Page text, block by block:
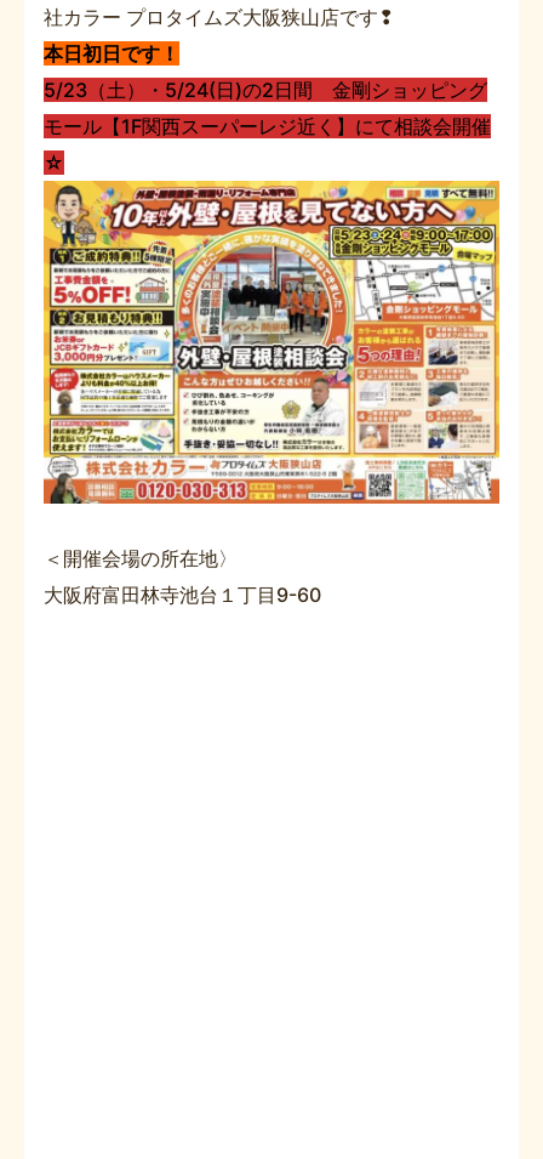
社カラー プロタイムズ大阪狭山店です❢
本日初日です！
5/23（土）・5/24(日)の2日間 金剛ショッピング
モール【1F関西スーパーレジ近く】にて相談会開催
☆
＜開催会場の所在地〉
大阪府富田林寺池台１丁目9-60